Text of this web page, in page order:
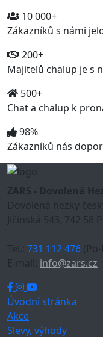
10 000+
Zákazníků s námi
200+
Majitelů chalup je s
500+
Chat a chalup k
98%
Zákazníků nás
ZARS - Dovolená
Dovolená hezky
Jičínská 543, 742 58
Tel.: 731 112 476
E-mail: info@zars.cz
Úvodní stránka
Akce
Slevy, výhody